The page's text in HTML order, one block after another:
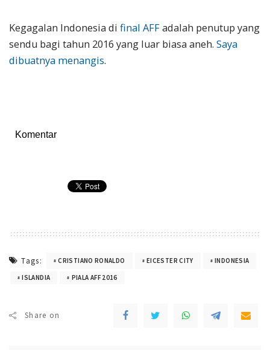
Kegagalan Indonesia di final AFFadalah penutup yang
sendu bagi tahun 2016 yang luar biasa aneh. Saya
dibuatnya menangis.
Komentar
Tags: CRISTIANO RONALDO EICESTER CITY
INDONESIA
ISLANDIA
PIALA AFF 2016
Share on